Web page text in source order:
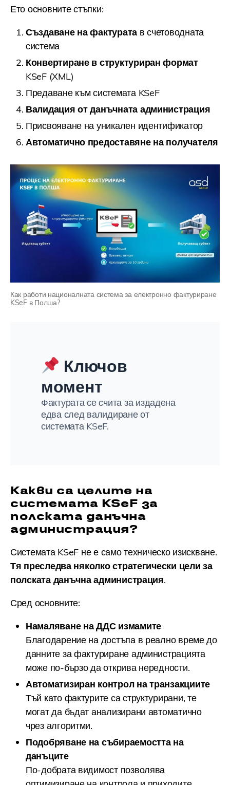
Ето основните стъпки:
Създаване на фактурата в счетоводната
система
Конвертиране в структуриран формат
KSeF (XML)
Предаване към системата KSeF
Валидация от данъчната администрация
Присвояване на уникален идентификатор
Автоматично предоставяне на получателя
Как работи националната система за електронно фактуриране
KSeF в Полша?
Ключов
момент
Фактурата се счита за издадена
едва след валидиране от
системата KSeF.
Какви са целите на
системата KSeF за
полската данъчна
администрация?
Системата KSeF не е само техническо изискване.
Тя преследва няколко стратегически цели за
полската данъчна администрация.
Сред основните:
Намаляване на ДДС измамите
Благодарение на достъпа в реално време до
данните за фактуриране администрацията
може по-бързо да открива нередности.
Автоматизиран контрол на транзакциите
Тъй като фактурите са структурирани, те
могат да бъдат анализирани автоматично
чрез алгоритми.
Подобряване на събираемостта на
данъците
По-добрата видимост позволява